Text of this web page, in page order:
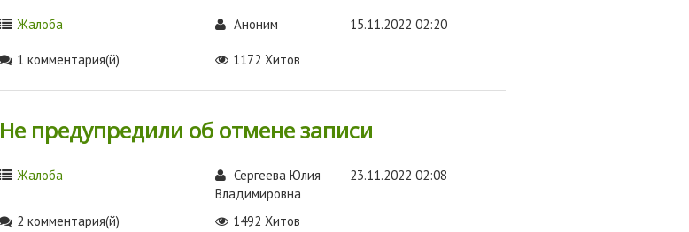
Жалоба Аноним 15.11.2022 02:20
1 комментария(й) 1172 Хитов
Не предупредили об отмене записи
Жалоба
Сергеева Юлия
Владимировна
23.11.2022 02:08
2 комментария(й) 1492 Хитов